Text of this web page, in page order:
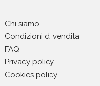
Chi siamo
Condizioni di vendita
FAQ
Privacy policy
Cookies policy